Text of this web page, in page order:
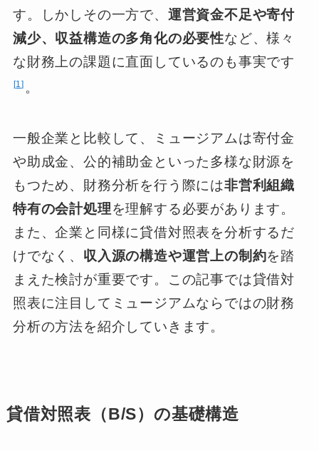
す。しかしその一方で、 運営資金不足や寄付
減少、収益構造の多角化の必要性など、様々
な財務上の課題に直面しているのも事実です
1 。
一般企業と比較して、ミュージアムは寄付金
や助成金、公的補助金といった多様な財源を
もつため、財務分析を行う際には非営利組織
特有の会計処理を理解する必要があります。
また、企業と同様に貸借対照表を分析するだ
けでなく、 収入源の構造や運営上の制約を踏
まえた検討が重要です。この記事では貸借対
照表に注目してミュージアムならではの財務
分析の方法を紹介していきます。
貸借対照表（B/S）の基礎構造